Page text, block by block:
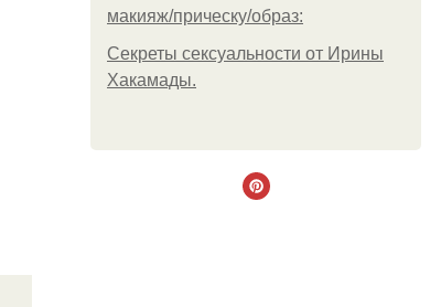
макияж/прическу/образ:
Секреты сексуальности от Ирины
Хакамады.